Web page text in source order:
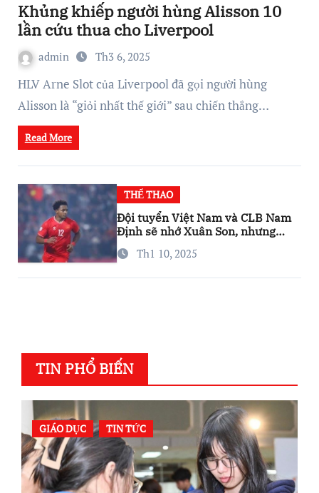
Khủng khiếp người hùng Alisson 10
lần cứu thua cho Liverpool
admin Th3 6, 2025
HLV Arne Slot của Liverpool đã gọi người hùng
Alisson là “giỏi nhất thế giới” sau chiến thắng…
Read More
THỂ THAO
Đội tuyển Việt Nam và CLB Nam
Định sẽ nhớ Xuân Son, nhưng
đừng lo…
Th1 10, 2025
TIN PHỔ BIẾN
GIÁO DỤC TIN TỨC